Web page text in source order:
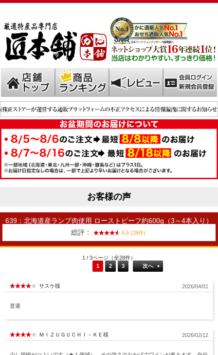
お客様の声
639：北海道産ランプ肉使用 ローストビーフ約600g（3～4本入り）
総評：
4.5 (28件)
1 / 3ページ（全28件）
1
2 3 次へ
サスケ様 2026/04/01
普通
ＭＩＺＵＧＵＣＨＩ－ＫＥ様 2026/02/12